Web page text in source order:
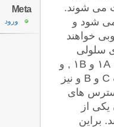
می شوند.
می شود و
خواهند
سلولی
بخوبی نشان داده شده است، و اختلال ایمونومدولاتور های اینترلوکین ۱A و ۱B , و
TNFα و اینتر لوکین ۶ همراه با سرطانهای کبد ناشی از ابتلا به هپاتیت C و B و نیز
های
از
براین
Meta
ورود